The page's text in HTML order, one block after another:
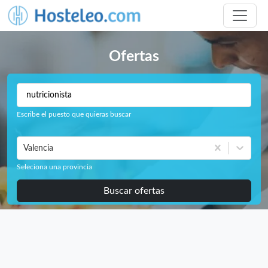
Ofertas
Escribe el puesto que quieras buscar
Valencia
Seleciona una provincia
Buscar ofertas